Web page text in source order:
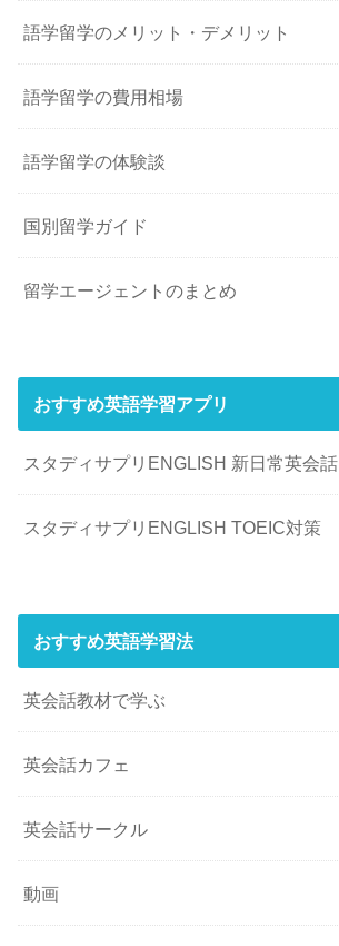
語学留学のメリット・デメリット
語学留学の費用相場
語学留学の体験談
国別留学ガイド
留学エージェントのまとめ
おすすめ英語学習アプリ
スタディサプリENGLISH 新日常英会話
スタディサプリENGLISH TOEIC対策
おすすめ英語学習法
英会話教材で学ぶ
英会話カフェ
英会話サークル
動画